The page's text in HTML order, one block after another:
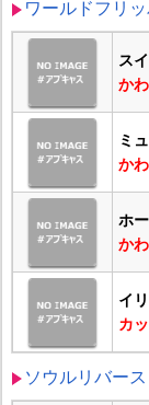
ワールドフリ
ス
か
ミ
か
ホ
か
イ
カ
ソウルリバー